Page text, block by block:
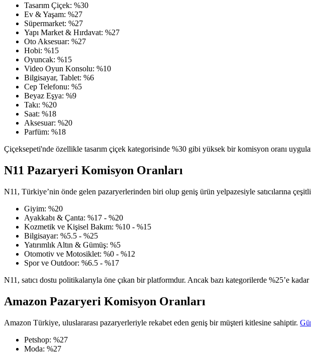
Tasarım Çiçek: %30
Ev & Yaşam: %27
Süpermarket: %27
Yapı Market & Hırdavat: %27
Oto Aksesuar: %27
Hobi: %15
Oyuncak: %15
Video Oyun Konsolu: %10
Bilgisayar, Tablet: %6
Cep Telefonu: %5
Beyaz Eşya: %9
Takı: %20
Saat: %18
Aksesuar: %20
Parfüm: %18
Çiçeksepeti'nde özellikle tasarım çiçek kategorisinde %30 gibi yüksek bir komisyon oranı
N11 Pazaryeri Komisyon Oranları
N11, Türkiye’nin önde gelen pazaryerlerinden biri olup geniş ürün yelpazesiyle satıcılarına
Giyim: %20
Ayakkabı & Çanta: %17 - %20
Kozmetik ve Kişisel Bakım: %10 - %15
Bilgisayar: %5.5 - %25
Yatırımlık Altın & Gümüş: %5
Otomotiv ve Motosiklet: %0 - %12
Spor ve Outdoor: %6.5 - %17
N11, satıcı dostu politikalarıyla öne çıkan bir platformdur. Ancak bazı kategorilerde %25’e
Amazon Pazaryeri Komisyon Oranları
Amazon Türkiye, uluslararası pazaryerleriyle rekabet eden geniş bir müşteri kitlesine sahiptir.
Petshop: %27
Moda: %27